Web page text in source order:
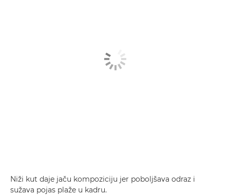
Niži kut daje jaču kompoziciju jer poboljšava odraz i
sužava pojas plaže u kadru.